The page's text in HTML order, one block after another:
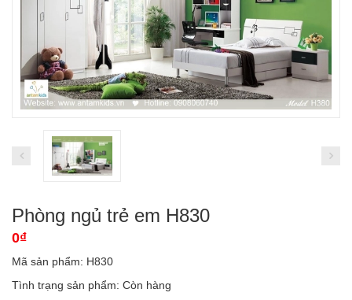
Phòng ngủ trẻ em H830
0₫
Mã sản phẩm: H830
Tình trạng sản phẩm: Còn hàng